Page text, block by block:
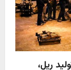
ریل،